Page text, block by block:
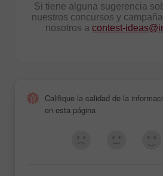
Si tiene alguna sugerencia
nuestros concursos y
nosotros a contest-
Califique la calidad de la
en esta página